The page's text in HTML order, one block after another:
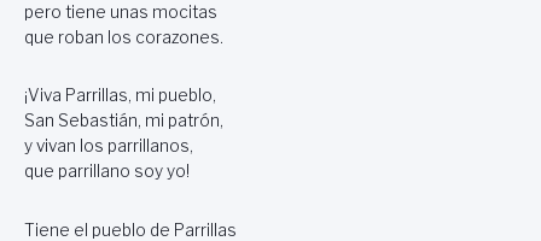
pero tiene unas mocitas
que roban los corazones.
¡Viva Parrillas, mi pueblo,
San Sebastián, mi patrón,
y vivan los parrillanos,
que parrillano soy yo!
Tiene el pueblo de Parrillas